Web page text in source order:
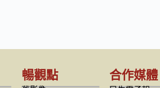
暢觀點 合作媒體